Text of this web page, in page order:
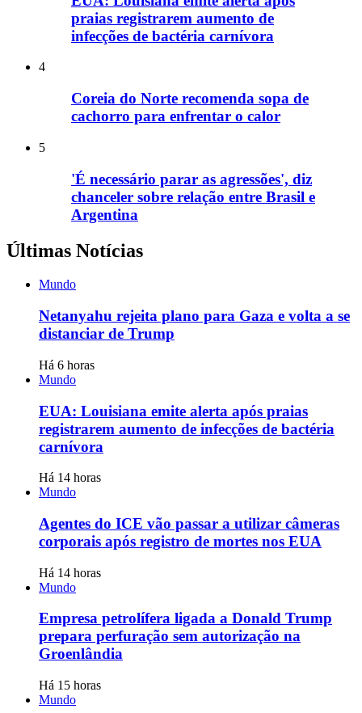
praias registrarem aumento de
infecções de bactéria carnívora
4
Coreia do Norte recomenda sopa de
cachorro para enfrentar o calor
5
'É necessário parar as agressões', diz
chanceler sobre relação entre Brasil e
Argentina
Últimas Notícias
Mundo
Netanyahu rejeita plano para Gaza e volta a se
distanciar de Trump
Há 6 horas
Mundo
EUA: Louisiana emite alerta após praias
registrarem aumento de infecções de bactéria
carnívora
Há 14 horas
Mundo
Agentes do ICE vão passar a utilizar câmeras
corporais após registro de mortes nos EUA
Há 14 horas
Mundo
Empresa petrolífera ligada a Donald Trump
prepara perfuração sem autorização na
Groenlândia
Há 15 horas
Mundo